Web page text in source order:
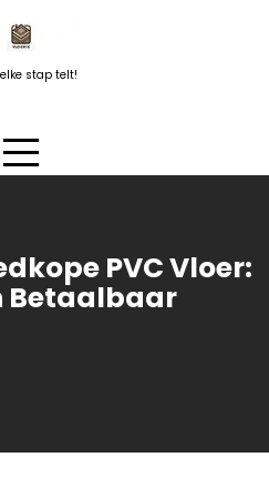
stap telt!
PVC Vloer:
Betaalbaar